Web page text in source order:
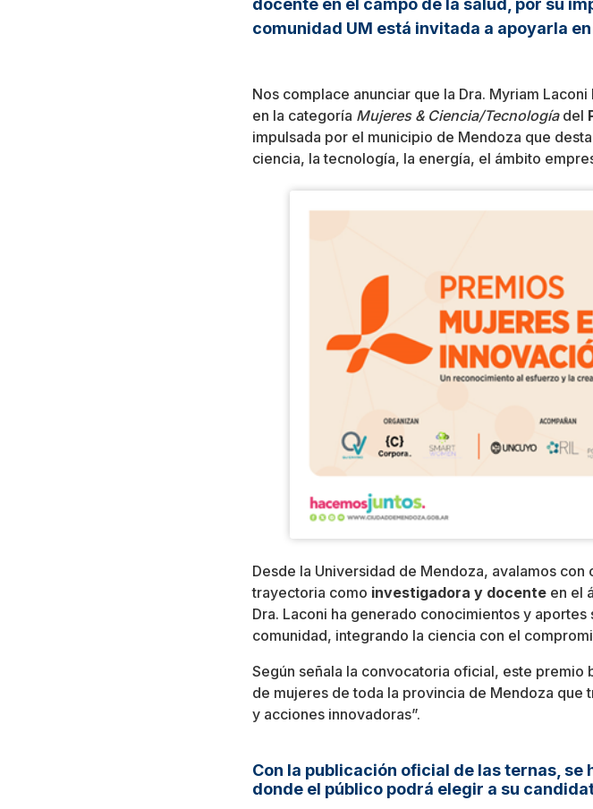
docente en el campo de la salud, por su
comunidad UM está invitada a apoyarla
Nos complace anunciar que la Dra. Myriam
en la categoría Mujeres & Ciencia/Tecnologíadel
impulsada por el municipio de Mendoza que
ciencia, la tecnología, la energía, el ámbito
Desde la Universidad de Mendoza, avalamos
trayectoria como investigadora y docente en el
Dra. Laconi ha generado conocimientos y
comunidad, integrando la ciencia con el
Según señala la convocatoria oficial, este
de mujeres de toda la provincia de Mendoza
y acciones innovadoras”.
Con la publicación oficial de las ternas, se
donde el público podrá elegir a su